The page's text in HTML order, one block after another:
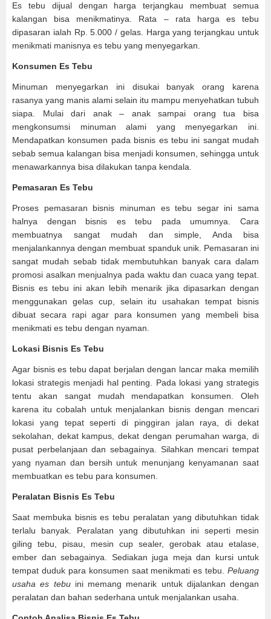
Es tebu dijual dengan harga terjangkau membuat semua
kalangan bisa menikmatinya. Rata – rata harga es tebu
dipasaran ialah Rp. 5.000 / gelas. Harga yang terjangkau untuk
menikmati manisnya es tebu yang menyegarkan.
Konsumen Es Tebu
Minuman menyegarkan ini disukai banyak orang karena
rasanya yang manis alami selain itu mampu menyehatkan tubuh
siapa. Mulai dari anak – anak sampai orang tua bisa
mengkonsumsi minuman alami yang menyegarkan ini.
Mendapatkan konsumen pada bisnis es tebu ini sangat mudah
sebab semua kalangan bisa menjadi konsumen, sehingga untuk
menawarkannya bisa dilakukan tanpa kendala.
Pemasaran Es Tebu
Proses pemasaran bisnis minuman es tebu segar ini sama
halnya dengan bisnis es tebu pada umumnya. Cara
membuatnya sangat mudah dan simple, Anda bisa
menjalankannya dengan membuat spanduk unik. Pemasaran ini
sangat mudah sebab tidak membutuhkan banyak cara dalam
promosi asalkan menjualnya pada waktu dan cuaca yang tepat.
Bisnis es tebu ini akan lebih menarik jika dipasarkan dengan
menggunakan gelas cup, selain itu usahakan tempat bisnis
dibuat secara rapi agar para konsumen yang membeli bisa
menikmati es tebu dengan nyaman.
Lokasi Bisnis Es Tebu
Agar bisnis es tebu dapat berjalan dengan lancar maka memilih
lokasi strategis menjadi hal penting. Pada lokasi yang strategis
tentu akan sangat mudah mendapatkan konsumen. Oleh
karena itu cobalah untuk menjalankan bisnis dengan mencari
lokasi yang tepat seperti di pinggiran jalan raya, di dekat
sekolahan, dekat kampus, dekat dengan perumahan warga, di
pusat perbelanjaan dan sebagainya. Silahkan mencari tempat
yang nyaman dan bersih untuk menunjang kenyamanan saat
membuatkan es tebu para konsumen.
Peralatan Bisnis Es Tebu
Saat membuka bisnis es tebu peralatan yang dibutuhkan tidak
terlalu banyak. Peralatan yang dibutuhkan ini seperti mesin
giling tebu, pisau, mesin cup sealer, gerobak atau etalase,
ember dan sebagainya. Sediakan juga meja dan kursi untuk
tempat duduk para konsumen saat menikmati es tebu. Peluang
usaha es tebuini memang menarik untuk dijalankan dengan
peralatan dan bahan sederhana untuk menjalankan usaha.